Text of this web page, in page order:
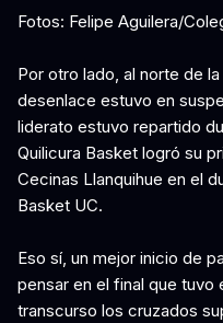
Fotos: Felipe Aguilera/
Por otro lado, al norte de
desenlace estuvo en
liderato estuvo repartido
Quilicura Basket logró su
Cecinas Llanquihue en el
Basket UC.
Eso sí, un mejor inicio de
pensar en el final que tuvo
transcurso los cruzados